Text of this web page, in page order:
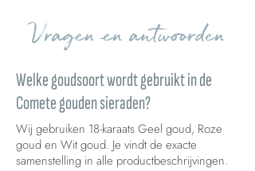
Vragen en antwoorden
Welke goudsoort wordt gebruikt in de
Comete gouden sieraden?
Wij gebruiken 18-karaats Geel goud, Roze
goud en Wit goud. Je vindt de exacte
samenstelling in alle productbeschrijvingen.